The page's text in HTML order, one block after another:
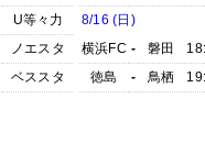
U等々力
ノエスタ
ベススタ
8/16 (日)
横浜FC - 磐田
徳島
- 鳥栖